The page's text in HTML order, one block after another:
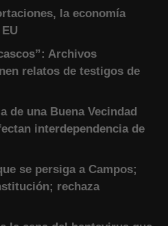
la economía
Archivos
relatos de testigos de
de una Buena Vecindad
interdependencia de
se persiga a Campos;
rechaza